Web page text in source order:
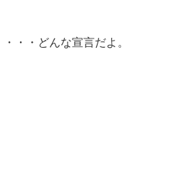
・・・どんな宣言だよ。